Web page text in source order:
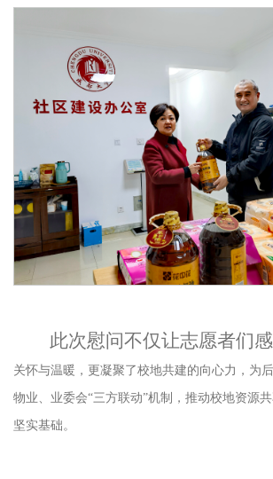
此次慰问不仅让志愿者们
关怀与温暖，更凝聚了校地共建的向心力，为
物业、业委会“三方联动”机制，推动校地资源
坚实基础。